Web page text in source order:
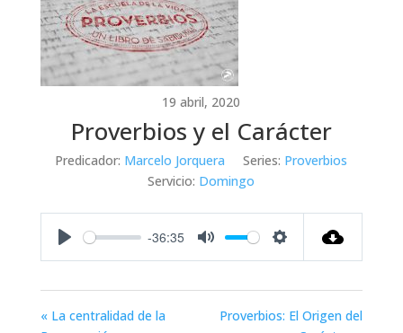
19 abril, 2020
Proverbios y el Carácter
Predicador: Marcelo Jorquera Series: Proverbios
Servicio: Domingo
-36:35
« La centralidad de la
Proverbios: El Origen del